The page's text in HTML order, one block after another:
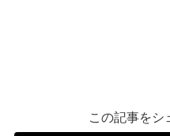
この記事をシ